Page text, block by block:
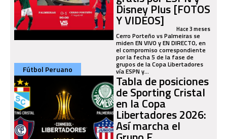
Disney Plus [FOTOS
Y VIDEOS] Hace 3 meses
Cerro Porteño vs Palmeiras se
miden EN VIVO y EN DIRECTO, en
el compromiso correspondiente
por la fecha 5 de la fase de
grupos de la Copa Libertadores
vía ESPN y...
Fútbol Peruano
Tabla de posiciones
de Sporting Cristal
en la Copa
Libertadores 2026:
Así marcha el